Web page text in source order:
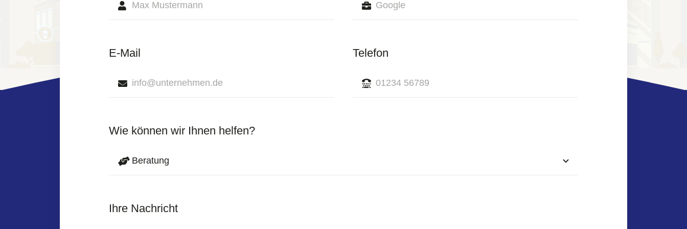
E-Mail Telefon
Wie können wir Ihnen helfen?
Ihre Nachricht